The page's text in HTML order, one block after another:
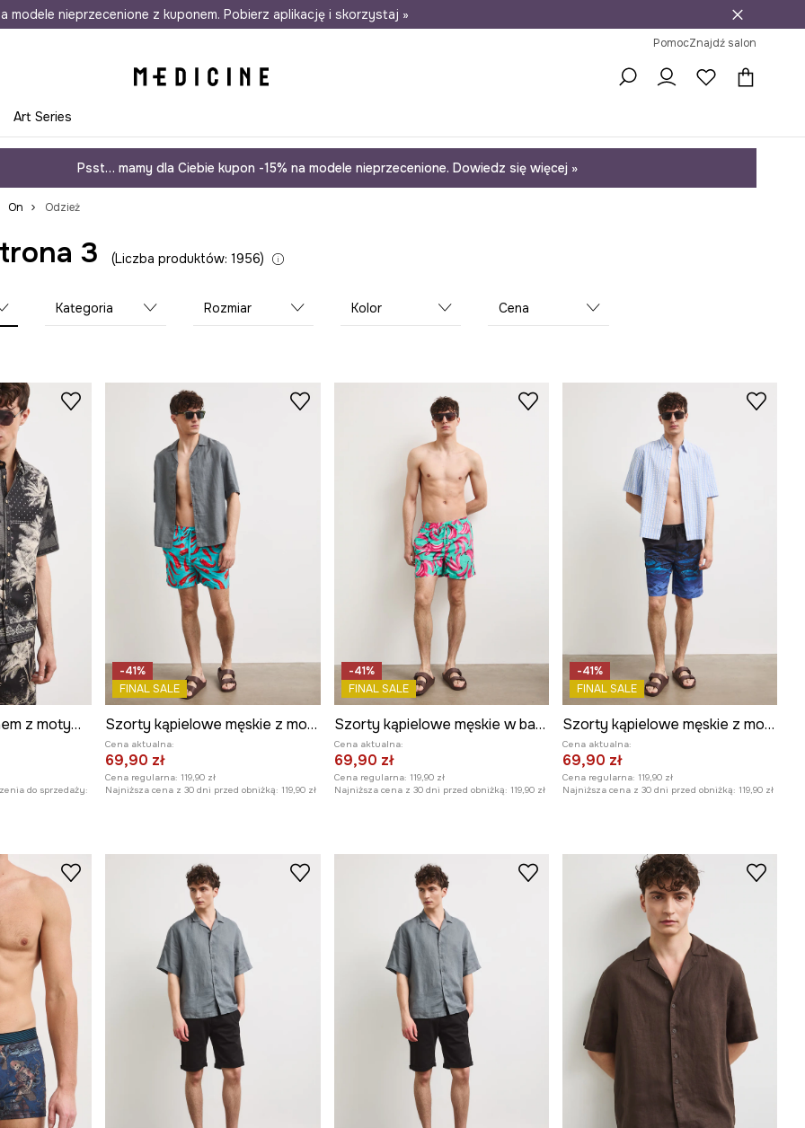
w 24h Darmowa dostawa do salonów 30 dni na zwrot
modele nieprzecenione z kuponem. Pobierz aplikację i skorzystaj »
PomocZnajdź salon
Art Series
Psst… mamy dla Ciebie kupon -15% na modele nieprzecenione. Dowiedz się więcej »
On Odzież
3 Liczba produktów: 1956
Kategoria Rozmiar Kolor Cena
Koszula męska z lnem z motywem roślinnym
do sprzedaży:
-41%
FINAL SALE
Szorty kąpielowe męskie z motywem roślinnym
Cena aktualna:
69,90 zł
Cena regularna: 119,90 zł
Najniższa cena z 30 dni przed obniżką: 119,90 zł
-41%
FINAL SALE
Szorty kąpielowe męskie w banany
Cena aktualna:
69,90 zł
Cena regularna: 119,90 zł
Najniższa cena z 30 dni przed obniżką: 119,90 zł
-41%
FINAL SALE
Szorty kąpielowe męskie z motywem zwierzęcym
Cena aktualna:
69,90 zł
Cena regularna: 119,90 zł
Najniższa cena z 30 dni przed obniżką: 119,90 zł